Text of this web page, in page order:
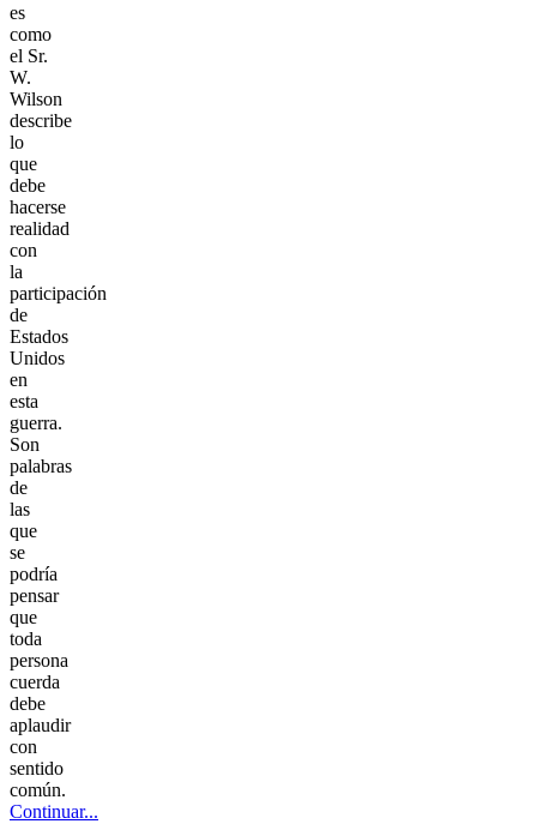
es
como
el Sr.
W.
Wilson
describe
lo
que
debe
hacerse
realidad
con
la
participación
de
Estados
Unidos
en
esta
guerra.
Son
palabras
de
las
que
se
podría
pensar
que
toda
persona
cuerda
debe
aplaudir
con
sentido
común.
Continuar...